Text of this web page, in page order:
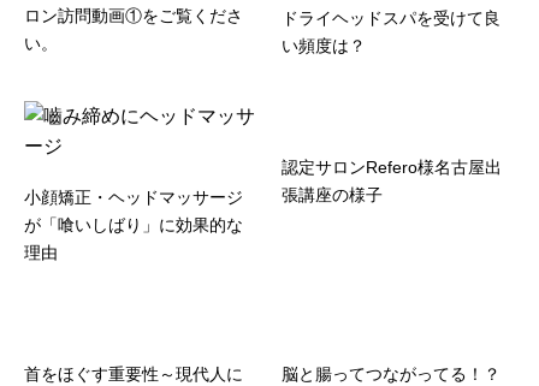
ロン訪問動画①をご覧くださ
い。
ドライヘッドスパを受けて良
い頻度は？
小顔矯正・ヘッドマッサージ
が「喰いしばり」に効果的な
理由
認定サロンRefero様名古屋出
張講座の様子
首をほぐす重要性～現代人に
脳と腸ってつながってる！？